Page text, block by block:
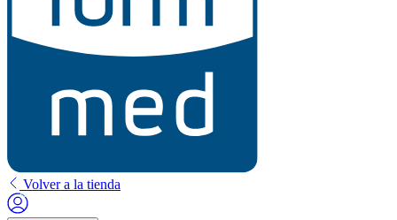
Volver a la tienda